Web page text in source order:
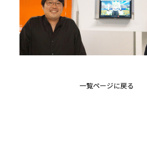
一覧ページに戻る